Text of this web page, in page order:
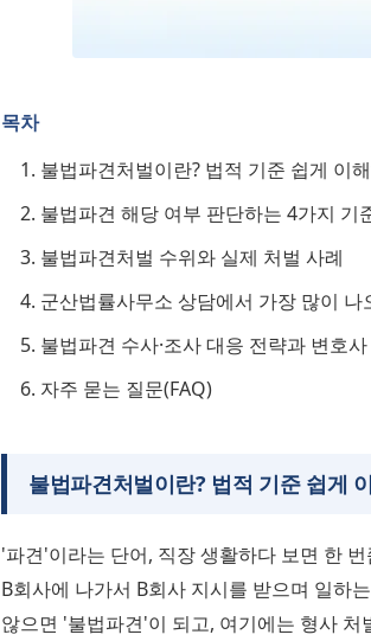
목차
불법파견처벌이란? 법적 기준 쉽게 이
불법파견 해당 여부 판단하는 4가지 기
불법파견처벌 수위와 실제 처벌 사례
군산법률사무소 상담에서 가장 많이 나
불법파견 수사·조사 대응 전략과 변호
자주 묻는 질문(FAQ)
불법파견처벌이란? 법적 기준 쉽게
'파견'이라는 단어, 직장 생활하다 보면 한
B회사에 나가서 B회사 지시를 받으며 일하
않으면 '불법파견'이 되고, 여기에는 형사 처